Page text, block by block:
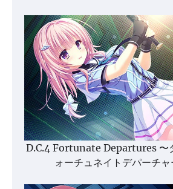
D.C.4 Fortunate Departures 〜
ォーチュネイトデパーチ